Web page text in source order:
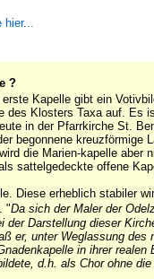
?
Kapelle gibt ein
des Klosters Taxa auf. Es
in der Pfarrkirche St.
begonnene kreuzförmige
die Marien-kapelle aber
sattelgedeckte offene
Diese erheblich stabiler
"Da sich der Maler der
der Darstellung dieser
er, unter Weglassung
in ihrer realen
d.h. als Chor ohne